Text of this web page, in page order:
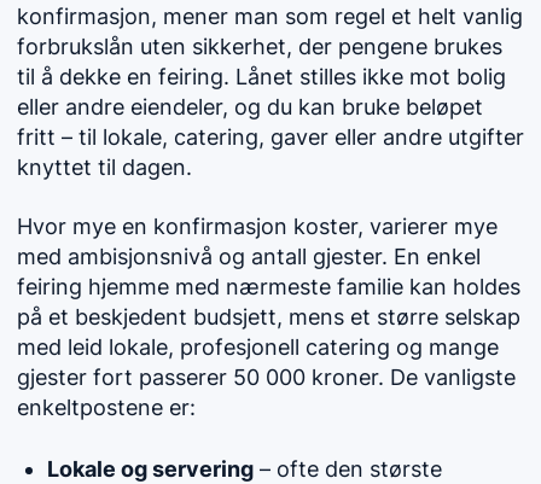
konfirmasjon, mener man som regel et helt vanlig
forbrukslån uten sikkerhet, der pengene brukes
til å dekke en feiring. Lånet stilles ikke mot bolig
eller andre eiendeler, og du kan bruke beløpet
fritt – til lokale, catering, gaver eller andre utgifter
knyttet til dagen.
Hvor mye en konfirmasjon koster, varierer mye
med ambisjonsnivå og antall gjester. En enkel
feiring hjemme med nærmeste familie kan holdes
på et beskjedent budsjett, mens et større selskap
med leid lokale, profesjonell catering og mange
gjester fort passerer 50 000 kroner. De vanligste
enkeltpostene er:
Lokale og servering – ofte den største